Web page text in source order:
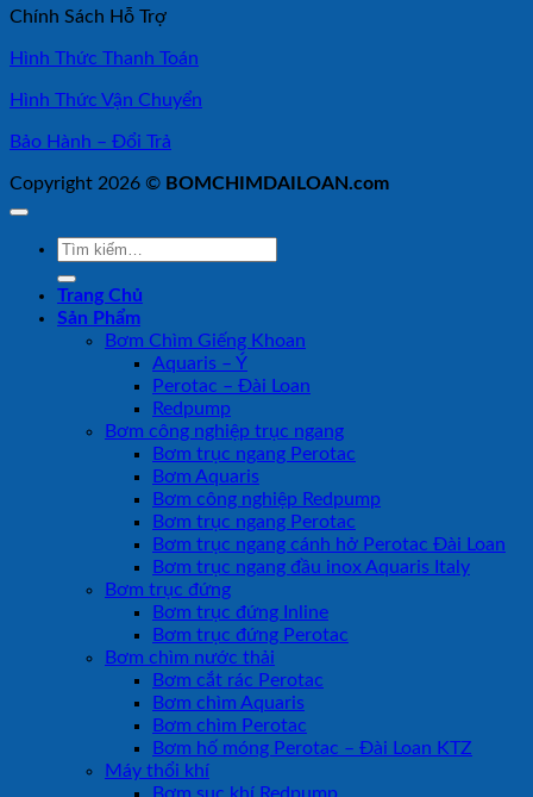
Chính Sách Hỗ Trợ
Hình Thức Thanh Toán
Hình Thức Vận Chuyển
Bảo Hành – Đổi Trả
Copyright 2026 © BOMCHIMDAILOAN.com
Tìm
Trang Chủ
Sản Phẩm
Bơm Chìm Giếng Khoan
Aquaris – Ý
Perotac – Đài Loan
Redpump
Bơm công nghiệp trục ngang
Bơm trục ngang Perotac
Bơm Aquaris
Bơm công nghiệp Redpump
Bơm trục ngang Perotac
Bơm trục ngang cánh hở Perotac Đài Loan
Bơm trục ngang đầu inox Aquaris Italy
Bơm trục đứng
Bơm trục đứng Inline
Bơm trục đứng Perotac
Bơm chìm nước thải
Bơm cắt rác Perotac
Bơm chìm Aquaris
Bơm chìm Perotac
Bơm hố móng Perotac – Đài Loan KTZ
Máy thổi khí